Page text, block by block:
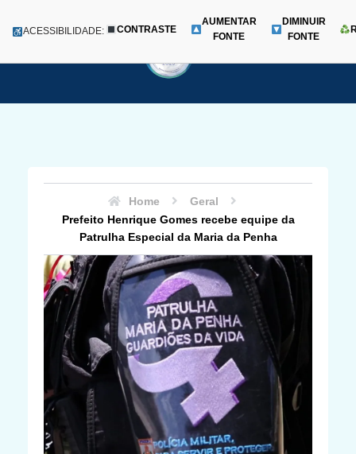
para
Menu
ACESSIBILIDADE: CONTRASTE
AUMENTAR
FONTE
DIMINUIR
FONTE
Home
Geral
Prefeito Henrique Gomes recebe equipe da
Patrulha Especial da Maria da Penha